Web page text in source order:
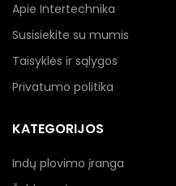
Apie Intertechnika
Susisiekite su mumis
Taisyklės ir sąlygos
Privatumo politika
KATEGORIJOS
Indų plovimo įranga